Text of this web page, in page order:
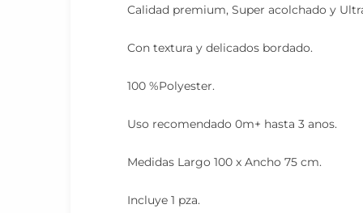
Calidad premium, Super acolchado y
Con textura y delicados bordado.
100 %Polyester.
Uso recomendado 0m+ hasta 3 anos.
Medidas Largo 100 x Ancho 75 cm.
Incluye 1 pza.